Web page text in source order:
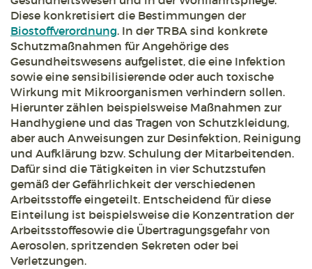
Diese konkretisiert die Bestimmungen der
Biostoffverordnung. In der TRBA sind konkrete
Schutzmaßnahmen für Angehörige des
Gesundheitswesens aufgelistet, die eine Infektion
sowie eine sensibilisierende oder auch toxische
Wirkung mit Mikroorganismen verhindern sollen.
Hierunter zählen beispielsweise Maßnahmen zur
Handhygiene und das Tragen von Schutzkleidung,
aber auch Anweisungen zur Desinfektion, Reinigung
und Aufklärung bzw. Schulung der Mitarbeitenden.
Dafür sind die Tätigkeiten in vier Schutzstufen
gemäß der Gefährlichkeit der verschiedenen
Arbeitsstoffe eingeteilt. Entscheidend für diese
Einteilung ist beispielsweise die Konzentration der
Arbeitsstoffesowie die Übertragungsgefahr von
Aerosolen, spritzenden Sekreten oder bei
Verletzungen.